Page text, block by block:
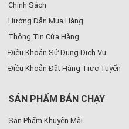
Chính Sách
Hướng Dẫn Mua Hàng
Thông Tin Cửa Hàng
Điều Khoản Sử Dụng Dịch Vụ
Điều Khoản Đặt Hàng Trực Tuyến
SẢN PHẨM BÁN CHẠY
Sản Phẩm Khuyến Mãi